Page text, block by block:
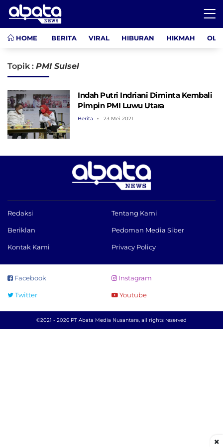
HOME BERITA VIRAL HIBURAN HIKMAH
Topik : PMI Sulsel
Indah Putri Indriani Diminta Kembali
Pimpin PMI Luwu Utara
Berita 23 Mei 2021
Redaksi Tentang Kami
Beriklan Pedoman Media Siber
Kontak Kami Privacy Policy
Facebook Instagram
Twitter Youtube
©2021 - 2026 PT Abata Media Nusantara, all rights reserved
×